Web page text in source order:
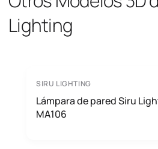
Lighting
SIRU LIGHTING
Lámpara de pared Siru
MA106